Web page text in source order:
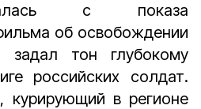
с показа
об освобождении
задал тон глубокому
российских солдат.
курирующий в регионе